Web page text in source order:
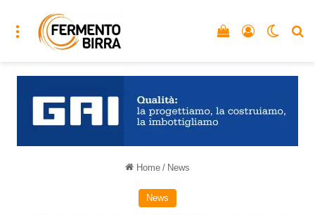
Menu Accedi
Vedi il carrello
Home / News
News